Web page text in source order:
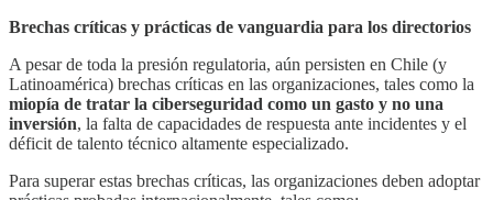
Brechas críticas y prácticas de vanguardia para los directorios
A pesar de toda la presión regulatoria, aún persisten en Chile (y
Latinoamérica) brechas críticas en las organizaciones, tales como la
miopía de tratar la ciberseguridad como un gasto y no una
inversión, la falta de capacidades de respuesta ante incidentes y el
déficit de talento técnico altamente especializado.
Para superar estas brechas críticas, las organizaciones deben adoptar